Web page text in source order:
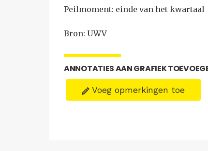
Peilmoment: einde van het kwartaal
Bron: UWV
ANNOTATIES AAN GRAFIEK
Voeg opmerkingen toe